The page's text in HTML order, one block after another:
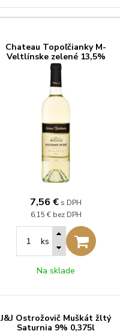
Chateau Topoľčianky M-
Veltlínske zelené 13,5%
0,75l
7,56 € s DPH
6,15 € bez DPH
ks
Na sklade
J&J Ostrožovič Muškát žltý
Saturnia 9% 0,375l